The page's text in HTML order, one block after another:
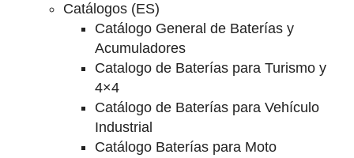
Catálogos (ES)
Catálogo General de Baterías y
Acumuladores
Catalogo de Baterías para Turismo y
4×4
Catálogo de Baterías para Vehículo
Industrial
Catálogo Baterías para Moto